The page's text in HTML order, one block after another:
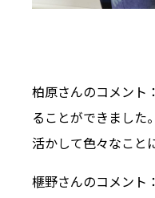
柏原さんのコメント
ることができました
活かして色々なこと
榧野さんのコメント